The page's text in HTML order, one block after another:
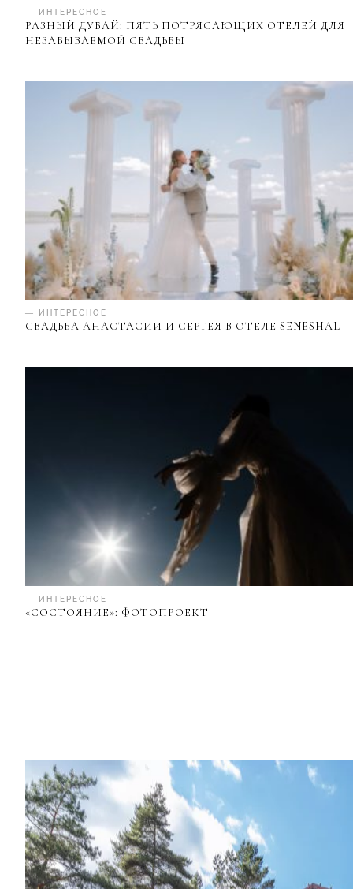
— ИНТЕРЕСНОЕ
РАЗНЫЙ ДУБАЙ: ПЯТЬ ПОТРЯСАЮЩИХ ОТЕЛЕЙ ДЛЯ
НЕЗАБЫВАЕМОЙ СВАДЬБЫ
— ИНТЕРЕСНОЕ
СВАДЬБА АНАСТАСИИ И СЕРГЕЯ В ОТЕЛЕ SENESHAL
— ИНТЕРЕСНОЕ
«СОСТОЯНИЕ»: ФОТОПРОЕКТ